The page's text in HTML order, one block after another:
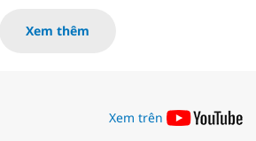
Xem thêm
Xem trên